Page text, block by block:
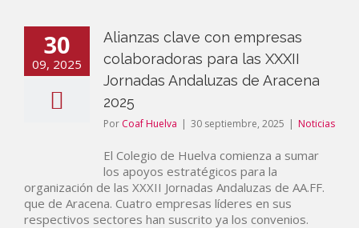
30
09, 2025
Alianzas clave con empresas
colaboradoras para las XXXII
Jornadas Andaluzas de Aracena
2025
Por Coaf Huelva | 30 septiembre, 2025 | Noticias
El Colegio de Huelva comienza a sumar
los apoyos estratégicos para la
organización de las XXXII Jornadas Andaluzas de AA.FF.
que de Aracena. Cuatro empresas líderes en sus
respectivos sectores han suscrito ya los convenios.